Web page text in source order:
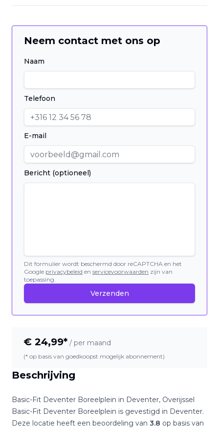
Beschrijving
Basic-Fit Deventer Boreelplein in Deventer, Overijssel
Basic-Fit Deventer Boreelplein is gevestigd in Deventer.
Deze locatie heeft een beoordeling van 3.8 op basis van
Neem contact met ons op
Naam
Telefoon
E-mail
Bericht (optioneel)
Dit formulier wordt beschermd door reCAPTCHA en het
Google privacybeleid en servicevoorwaarden zijn van
toepassing.
Verzenden
€ 24,99* / per maand
(* op basis van goedkoopst mogelijk abonnement)